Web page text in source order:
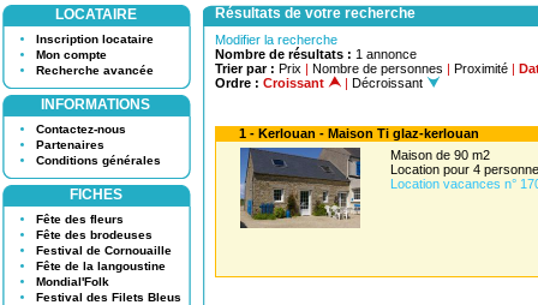
LOCATAIRE
Inscription locataire
Mon compte
Recherche avancée
INFORMATIONS
Contactez-nous
Partenaires
Conditions générales
FICHES
Fête des fleurs
Fête des brodeuses
Festival de Cornouaille
Fête de la langoustine
Mondial'Folk
Festival des Filets Bleus
Résultats de votre recherche
Modifier la recherche
Nombre de résultats : 1 annonce
Trier par : Prix | Nombre de personnes | Proximité |
Ordre : Croissant | Décroissant
1 - Kerlouan - Maison Ti glaz-kerlouan
Maison de 90 m2
Location pour 4
Location vacances n°